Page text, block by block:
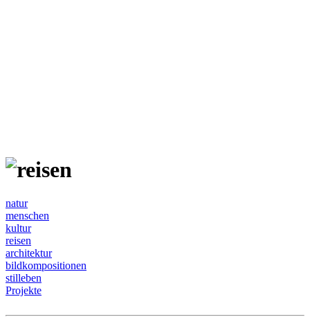
natur
menschen
kultur
reisen
architektur
bildkompositionen
stilleben
Projekte